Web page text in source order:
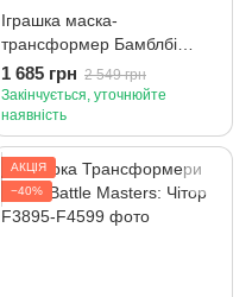
Іграшка маска-
трансформер Бамблбі
фільму "Трансформери:
Нове покоління"
1 685 грн 2 549 грн
Закінчується, уточнюйте
наявність
АКЦІЯ
−40%